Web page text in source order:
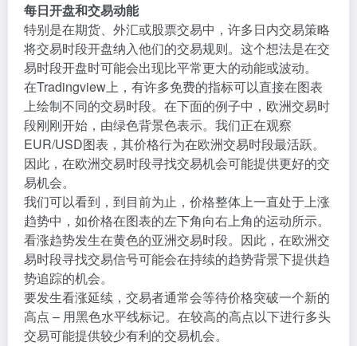
每日开盘和交易动能
特别是在期货、外汇或股票交易中，许多日内交易策略
将交易时段开盘纳入他们的交易规则。这个想法是在交
易时段开盘时可能会出现比平常更大的动能或波动。
在Tradingview上，有许多免费的指标可以直接在图表
上绘制不同的交易时段。在下面的例子中，欧洲交易时
段刚刚开始，由绿色背景色表示。我们正在观察
EUR/USD图表，其价格行为在欧洲交易时段最活跃。
因此，在欧洲交易时段寻找交易机会可能提供更好的交
易机会。
我们可以看到，到目前为止，价格整体上一直处于上涨
趋势中，如价格在图表的左下角向右上角的运动所示。
看涨趋势发生在黄色的亚洲交易时段。因此，在欧洲交
易时段寻找交易信号可能会在持续的趋势背景下提供趋
势追踪的机会。
要发生看涨延续，交易者通常会等待价格突破一个新的
高点 – 用黑色水平线标记。在较高的高点以下进行多头
交易可能提供较少有利的交易机会。